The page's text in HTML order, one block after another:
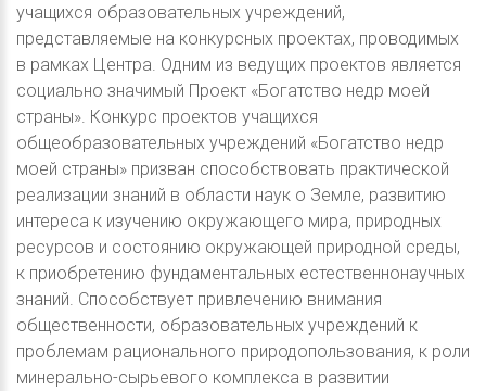
учащихся образовательных учреждений,
представляемые на конкурсных проектах, проводимых
в рамках Центра. Одним из ведущих проектов является
социально значимый Проект «Богатство недр моей
страны». Конкурс проектов учащихся
общеобразовательных учреждений «Богатство недр
моей страны» призван способствовать практической
реализации знаний в области наук о Земле, развитию
интереса к изучению окружающего мира, природных
ресурсов и состоянию окружающей природной среды,
к приобретению фундаментальных естественнонаучных
знаний. Способствует привлечению внимания
общественности, образовательных учреждений к
проблемам рационального природопользования, к роли
минерально-сырьевого комплекса в развитии